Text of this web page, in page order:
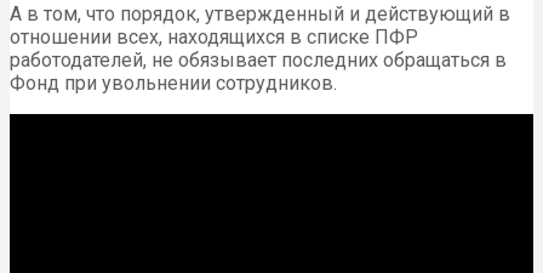
А в том, что порядок, утвержденный и действующий в
отношении всех, находящихся в списке ПФР
работодателей, не обязывает последних обращаться в
Фонд при увольнении сотрудников.